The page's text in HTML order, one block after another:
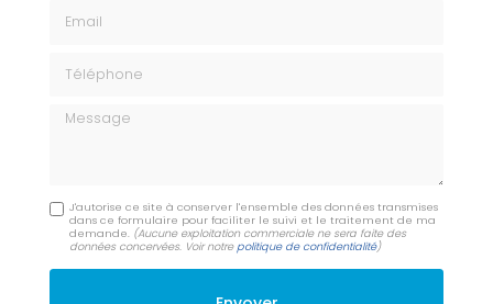
Message
J'autorise ce site à conserver l'ensemble des données transmises
dans ce formulaire pour faciliter le suivi et le traitement de ma
demande. (Aucune exploitation commerciale ne sera faite des
données concervées. Voir notrepolitique de confidentialité)